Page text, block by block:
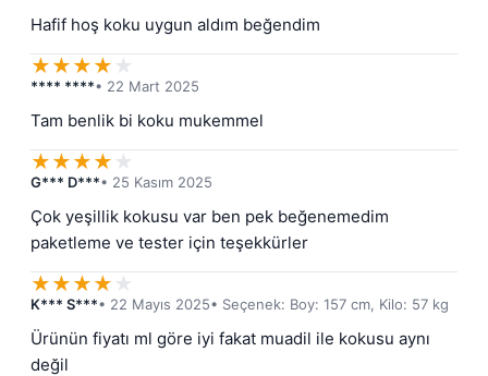
Hafif hoş koku uygun aldım beğendim
★★★★ ★
**** ****• 22 Mart 2025
Tam benlik bi koku mukemmel
★★★★ ★
G*** D***• 25 Kasım 2025
Çok yeşillik kokusu var ben pek beğenemedim
paketleme ve tester için teşekkürler
★★★★ ★
K*** S***• 22 Mayıs 2025• Seçenek: Boy: 157 cm, Kilo: 57 kg
Ürünün fiyatı ml göre iyi fakat muadil ile kokusu aynı
değil